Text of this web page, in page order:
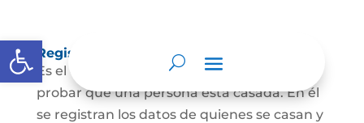
Abrir barra de herramientas
Registro Civil de Matrimonio
Es el documento público necesario para
probar que una persona está casada. En él
se registran los datos de quienes se casan y